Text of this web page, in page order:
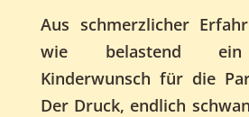
Aus schmerzlicher
wie belastend ein
Kinderwunsch für die
Der Druck, endlich